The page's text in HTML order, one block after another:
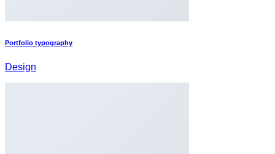
Portfolio typography
Design